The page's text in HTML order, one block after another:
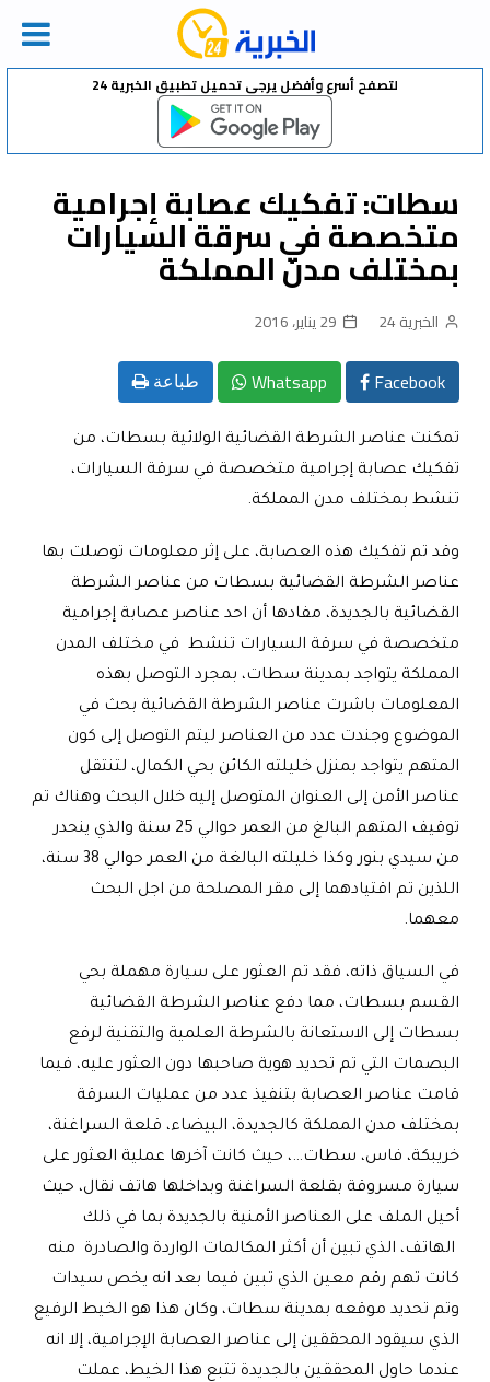
Skip
لتصفح أسرع وأفضل يرجى تحميل تطبيق الخبرية 24
سطات: تفكيك عصابة إجرامية
متخصصة في سرقة السيارات
بمختلف مدن المملكة
الخبرية 24 29 يناير، 2016
Facebook
Whatsapp طباعة
تمكنت عناصر الشرطة القضائية الولائية بسطات، من
تفكيك عصابة إجرامية متخصصة في سرقة السيارات،
تنشط بمختلف مدن المملكة.
وقد تم تفكيك هذه العصابة، على إثر معلومات توصلت بها
عناصر الشرطة القضائية بسطات من عناصر الشرطة
القضائية بالجديدة، مفادها أن احد عناصر عصابة إجرامية
متخصصة في سرقة السيارات تنشط في مختلف المدن
المملكة يتواجد بمدينة سطات، بمجرد التوصل بهذه
المعلومات باشرت عناصر الشرطة القضائية بحث في
الموضوع وجندت عدد من العناصر ليتم التوصل إلى كون
المتهم يتواجد بمنزل خليلته الكائن بحي الكمال، لتنتقل
عناصر الأمن إلى العنوان المتوصل إليه خلال البحث وهناك تم
توقيف المتهم البالغ من العمر حوالي 25 سنة والذي ينحدر
من سيدي بنور وكذا خليلته البالغة من العمر حوالي 38 سنة،
اللذين تم اقتيادهما إلى مقر المصلحة من اجل البحث
معهما.
في السياق ذاته، فقد تم العثور على سيارة مهملة بحي
القسم بسطات، مما دفع عناصر الشرطة القضائية
بسطات إلى الاستعانة بالشرطة العلمية والتقنية لرفع
البصمات التي تم تحديد هوية صاحبها دون العثور عليه، فيما
قامت عناصر العصابة بتنفيذ عدد من عمليات السرقة
بمختلف مدن المملكة كالجديدة، البيضاء، قلعة السراغنة،
خريبكة، فاس، سطات…، حيث كانت آخرها عملية العثور على
سيارة مسروقة بقلعة السراغنة وبداخلها هاتف نقال، حيث
أحيل الملف على العناصر الأمنية بالجديدة بما في ذلك
الهاتف، الذي تبين أن أكثر المكالمات الواردة والصادرة منه
كانت تهم رقم معين الذي تبين فيما بعد انه يخص سيدات
وتم تحديد موقعه بمدينة سطات، وكان هذا هو الخيط الرفيع
الذي سيقود المحققين إلى عناصر العصابة الإجرامية، إلا انه
عندما حاول المحققين بالجديدة تتبع هذا الخيط، عملت